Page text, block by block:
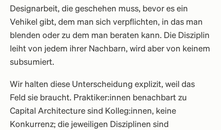
Designarbeit, die geschehen muss, bevor es ein
Vehikel gibt, dem man sich verpflichten, in das man
blenden oder zu dem man beraten kann. Die Disziplin
leiht von jedem ihrer Nachbarn, wird aber von keinem
subsumiert.
Wir halten diese Unterscheidung explizit, weil das
Feld sie braucht. Praktiker:innen benachbart zu
Capital Architecture sind Kolleg:innen, keine
Konkurrenz; die jeweiligen Disziplinen sind